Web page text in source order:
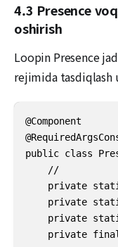
4.3 Presence
oshirish
Loopin Presence
rejimida tasdiqlash
@Component
public class
    //
private
private
private
private